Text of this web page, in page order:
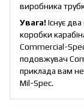
виробника
Увага!Існує
коробки
Commercial-
подовжувач
приклада вам
Mil-Spec.